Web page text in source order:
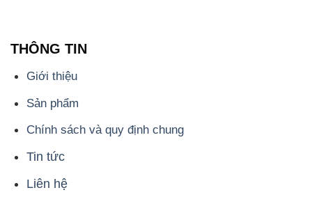
Chính sách và quy định chung
Tin tức
Liên hệ
📞
PHÒNG KINH DOANH - CÔNG TY HÓA CHẤT
ĐẮC TRƯỜNG PHÁT